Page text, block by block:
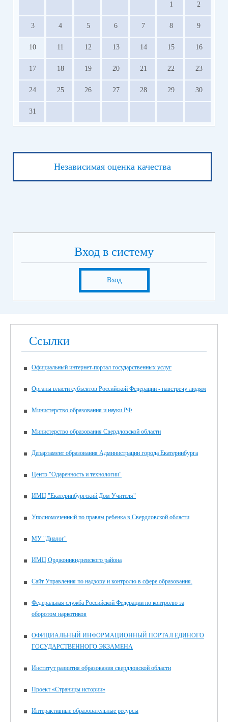
1 2
3 4 5 6 7 8 9
10 11 12 13 14 15 16
17 18 19 20 21 22 23
24 25 26 27 28 29 30
31
Независимая оценка качества
Вход в систему
Вход
Ссылки
Официальный интернет-портал государственных услуг
Органы власти субъектов Российской Федерации - навстречу людям
Министерство образования и науки РФ
Министерство образования Свердловской области
Департамент образования Администрации города Екатеринбурга
Центр "Одаренность и технологии"
ИМЦ "Екатеринбургский Дом Учителя"
Уполномоченный по правам ребенка в Свердловской области
МУ "Диалог"
ИМЦ Орджоникидзевского района
Сайт Управления по надзору и контролю в сфере образования.
Федеральная служба Российской Федерации по контролю за
оборотом наркотиков
ОФИЦИАЛЬНЫЙ ИНФОРМАЦИОННЫЙ ПОРТАЛ ЕДИНОГО
ГОСУДАРСТВЕННОГО ЭКЗАМЕНА
Институт развития образования свердловской области
Проект «Страницы истории»
Интерактивные образовательные ресурсы